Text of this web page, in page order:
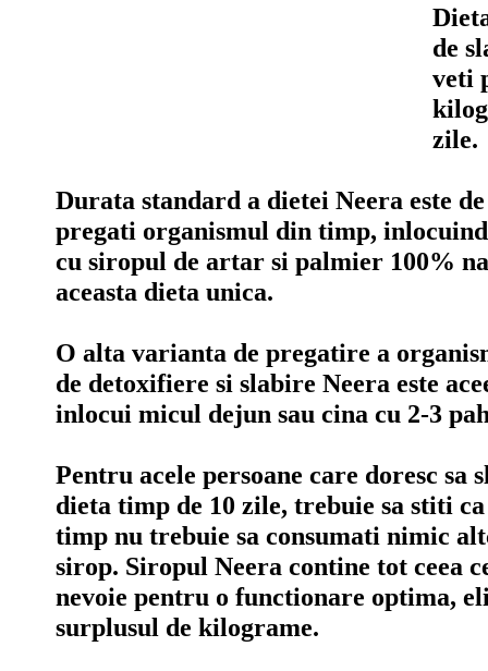
de
veti
zile.
Durata standard a dietei Neera este
pregati organismul din timp,
cu siropul de artar si palmier 100%
aceasta dieta unica.
O alta varianta de pregatire a
de detoxifiere si slabire Neera este
inlocui micul dejun sau cina cu 2-3
Pentru acele persoane care doresc sa
dieta timp de 10 zile, trebuie sa stiti
timp nu trebuie sa consumati nimic
sirop. Siropul Neera contine tot ceea
nevoie pentru o functionare optima,
surplusul de kilograme.